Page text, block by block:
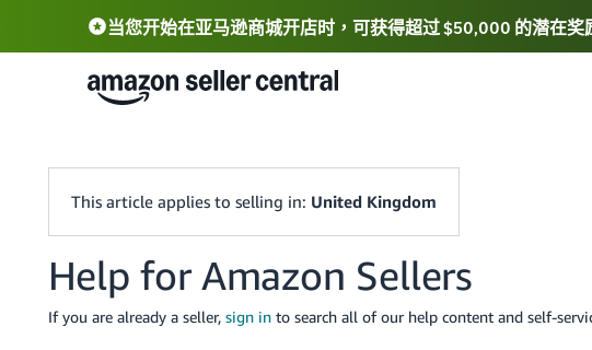
当您开始在亚马逊商城开店时，可获得超过 $50,000 的潜在奖
中文 - CN 中文 - TW
This article applies to selling in: United Kingdom
Help for Amazon Sellers
If you are already a seller, sign into search all of our help content and self-